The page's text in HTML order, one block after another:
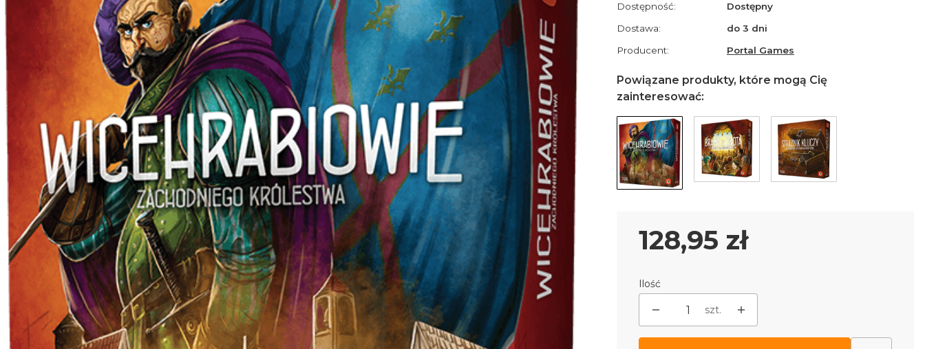
Dostępność:
Dostępny
Dostawa:
do 3 dni
Producent:
Portal Games
Powiązane produkty, które mogą Cię
zainteresować:
Cena
128,95 zł
Ilość
szt.